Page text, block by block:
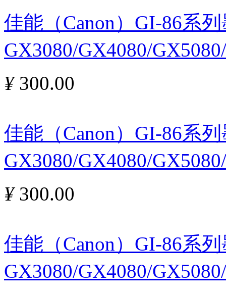
佳能（Canon）GI-86系
GX3080/GX4080/
¥300.00
佳能（Canon）GI-86系
GX3080/GX4080/
¥300.00
佳能（Canon）GI-86系
GX3080/GX4080/